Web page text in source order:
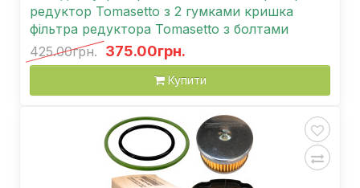
редуктор Tomasetto з 2 гумками кришка
фільтра редуктора Tomasetto з болтами
425.00грн. 375.00грн.
Купити